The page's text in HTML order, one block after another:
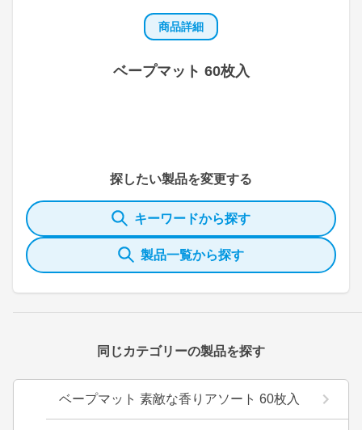
商品詳細
ベープマット 60枚入
探したい製品を変更する
キーワードから探す
製品一覧から探す
同じカテゴリーの製品を探す
ベープマット 素敵な香りアソート 60枚入